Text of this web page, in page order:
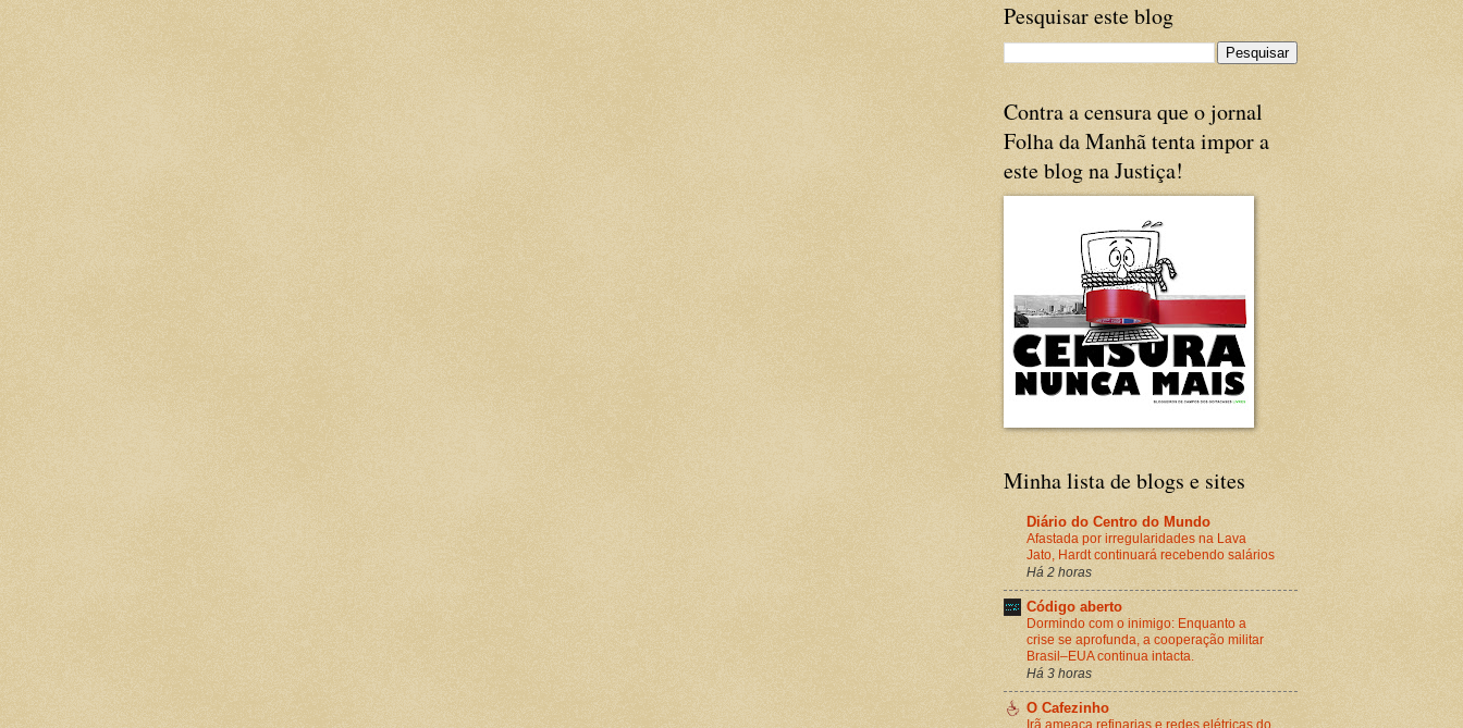
Pesquisar este blog
Contra a censura que o jornal
Folha da Manhã tenta impor a
este blog na Justiça!
Minha lista de blogs e sites
Diário do Centro do Mundo
Afastada por irregularidades na Lava
Jato, Hardt continuará recebendo salários
Há 2 horas
Código aberto
Dormindo com o inimigo: Enquanto a
crise se aprofunda, a cooperação militar
Brasil–EUA continua intacta.
Há 3 horas
O Cafezinho
Irã ameaça refinarias e redes elétricas do